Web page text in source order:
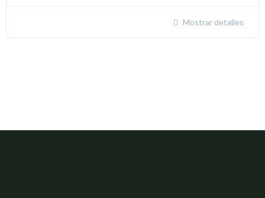
Mostrar detalles